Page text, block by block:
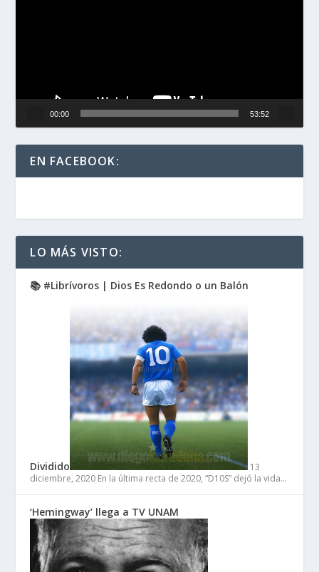
00:00 53:52
EN FACEBOOK:
LO MÁS VISTO:
📚 #Librívoros | Dios Es Redondo o un Balón
Dividido
13
diciembre, 2020 En la última recta de 2020, “D10S” dejó la vida…
‘Hemingway’ llega a TV UNAM